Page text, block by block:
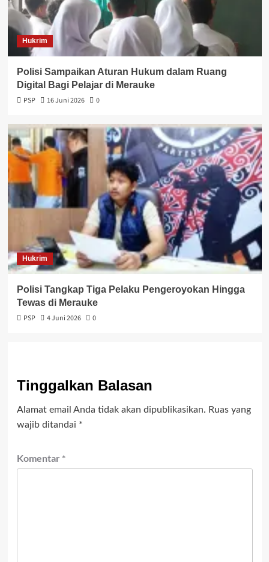
Hukrim
Polisi Sampaikan Aturan Hukum dalam Ruang
Digital Bagi Pelajar di Merauke
PSP
16 Juni 2026 0
Hukrim
Polisi Tangkap Tiga Pelaku Pengeroyokan Hingga
Tewas di Merauke
PSP
4 Juni 2026 0
Tinggalkan Balasan
Alamat email Anda tidak akan dipublikasikan. Ruas yang
wajib ditandai *
Komentar *